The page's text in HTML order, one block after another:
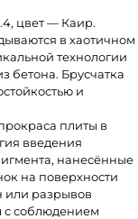
цвет — Каир.
в хаотичном
технологии
бетона. Брусчатка
и
плиты в
введения
нанесённые
на поверхности
или разрывов
с соблюдением